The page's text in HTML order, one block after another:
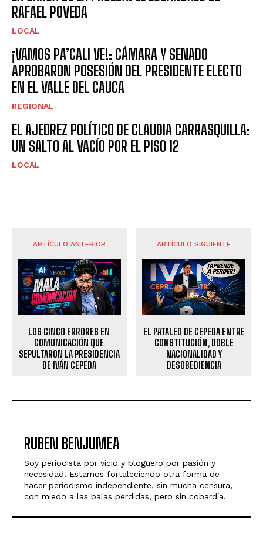
RAFAEL POVEDA
LOCAL
¡VAMOS PA’CALI VE!: CÁMARA Y SENADO
APROBARON POSESIÓN DEL PRESIDENTE ELECTO
EN EL VALLE DEL CAUCA
REGIONAL
EL AJEDREZ POLÍTICO DE CLAUDIA CARRASQUILLA:
UN SALTO AL VACÍO POR EL PISO 12
LOCAL
ARTÍCULO ANTERIOR
LOS CINCO ERRORES EN
COMUNICACIÓN QUE
SEPULTARON LA PRESIDENCIA
DE IVÁN CEPEDA
ARTÍCULO SIGUIENTE
EL PATALEO DE CEPEDA ENTRE
CONSTITUCIÓN, DOBLE
NACIONALIDAD Y
DESOBEDIENCIA
RUBEN BENJUMEA
Soy periodista por vicio y bloguero por pasión y
necesidad. Estamos fortaleciendo otra forma de
hacer periodismo independiente, sin mucha censura,
con miedo a las balas perdidas, pero sin cobardía.